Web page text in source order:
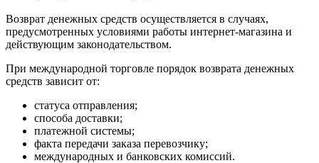
Возврат денежных средств осуществляется в случаях,
предусмотренных условиями работы интернет-магазина и
действующим законодательством.
При международной торговле порядок возврата денежных
средств зависит от:
статуса отправления;
способа доставки;
платежной системы;
факта передачи заказа перевозчику;
международных и банковских комиссий.